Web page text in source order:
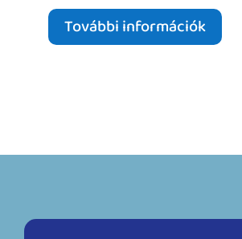
További információk